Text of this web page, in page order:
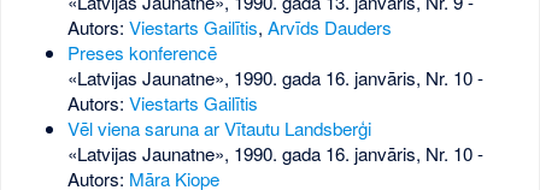
Autors: Viestarts Gailītis, Arvīds Dauders
Preses konferencē
«Latvijas Jaunatne», 1990. gada 16. janvāris, Nr. 10-
Autors: Viestarts Gailītis
Vēl viena saruna ar Vītautu Landsberģi
«Latvijas Jaunatne», 1990. gada 16. janvāris, Nr. 10-
Autors: Māra Kiope